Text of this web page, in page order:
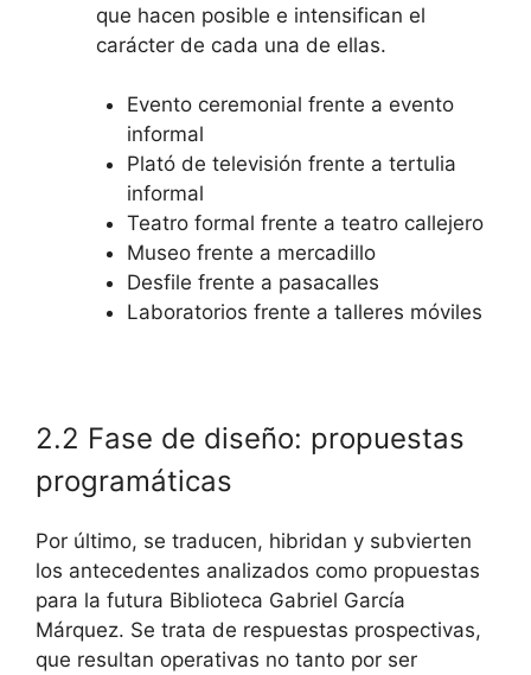
que hacen posible e intensifican el
carácter de cada una de ellas.
Evento ceremonial frente a evento
informal
Plató de televisión frente a tertulia
informal
Teatro formal frente a teatro callejero
Museo frente a mercadillo
Desfile frente a pasacalles
Laboratorios frente a talleres móviles
2.2 Fase de diseño: propuestas
programáticas
Por último, se traducen, hibridan y subvierten
los antecedentes analizados como propuestas
para la futura Biblioteca Gabriel García
Márquez. Se trata de respuestas prospectivas,
que resultan operativas no tanto por ser